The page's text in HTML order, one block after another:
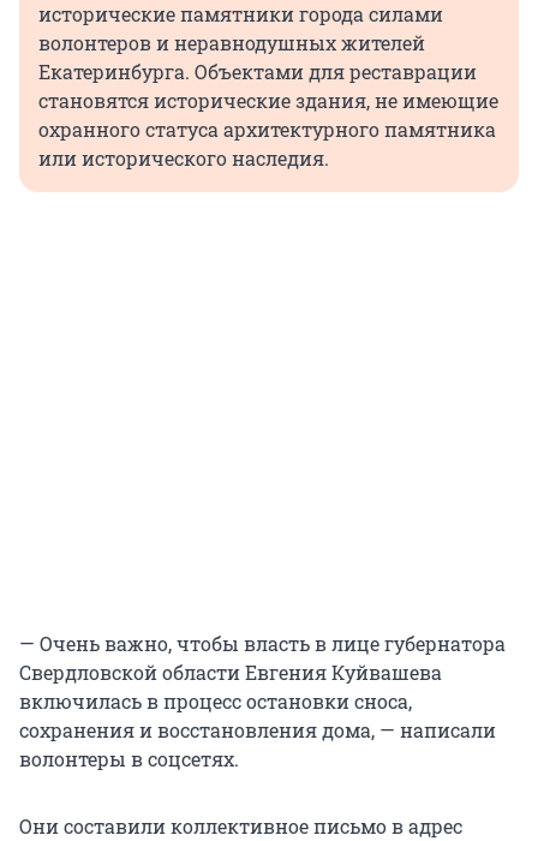
исторические памятники города силами
волонтеров и неравнодушных жителей
Екатеринбурга. Объектами для реставрации
становятся исторические здания, не имеющие
охранного статуса архитектурного памятника
или исторического наследия.
— Очень важно, чтобы власть в лице губернатора
Свердловской области Евгения Куйвашева
включилась в процесс остановки сноса,
сохранения и восстановления дома, — написали
волонтеры в соцсетях.
Они составили коллективное письмо в адрес